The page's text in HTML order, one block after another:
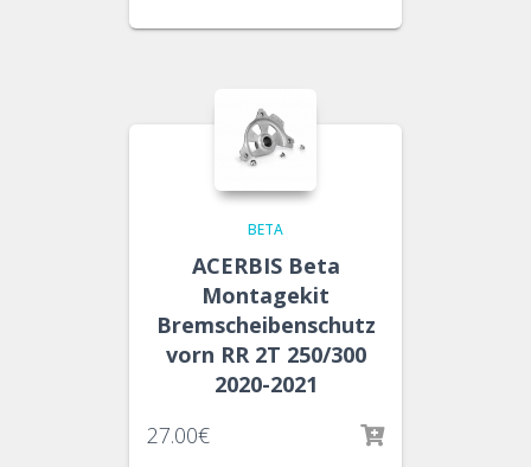
BETA
ACERBIS Beta
Montagekit
Bremscheibenschutz
vorn RR 2T 250/300
2020-2021
27.00€